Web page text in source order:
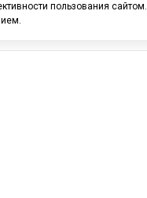
пользования сайтом.